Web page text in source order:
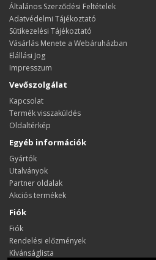
Általános Szerződési Feltételek
Adatvédelmi Tájékoztató
Sütikezelési Tájékoztató
Vásárlás Menete a Webáruházban
Elállási Jog
Impresszum
Vevőszolgálat
Kapcsolat
Termék visszaküldés
Oldaltérkép
Egyéb információk
Gyártók
Utalványok
Partner oldalak
Akciós termékek
Fiók
Fiók
Rendelési előzmények
Kívánságlista